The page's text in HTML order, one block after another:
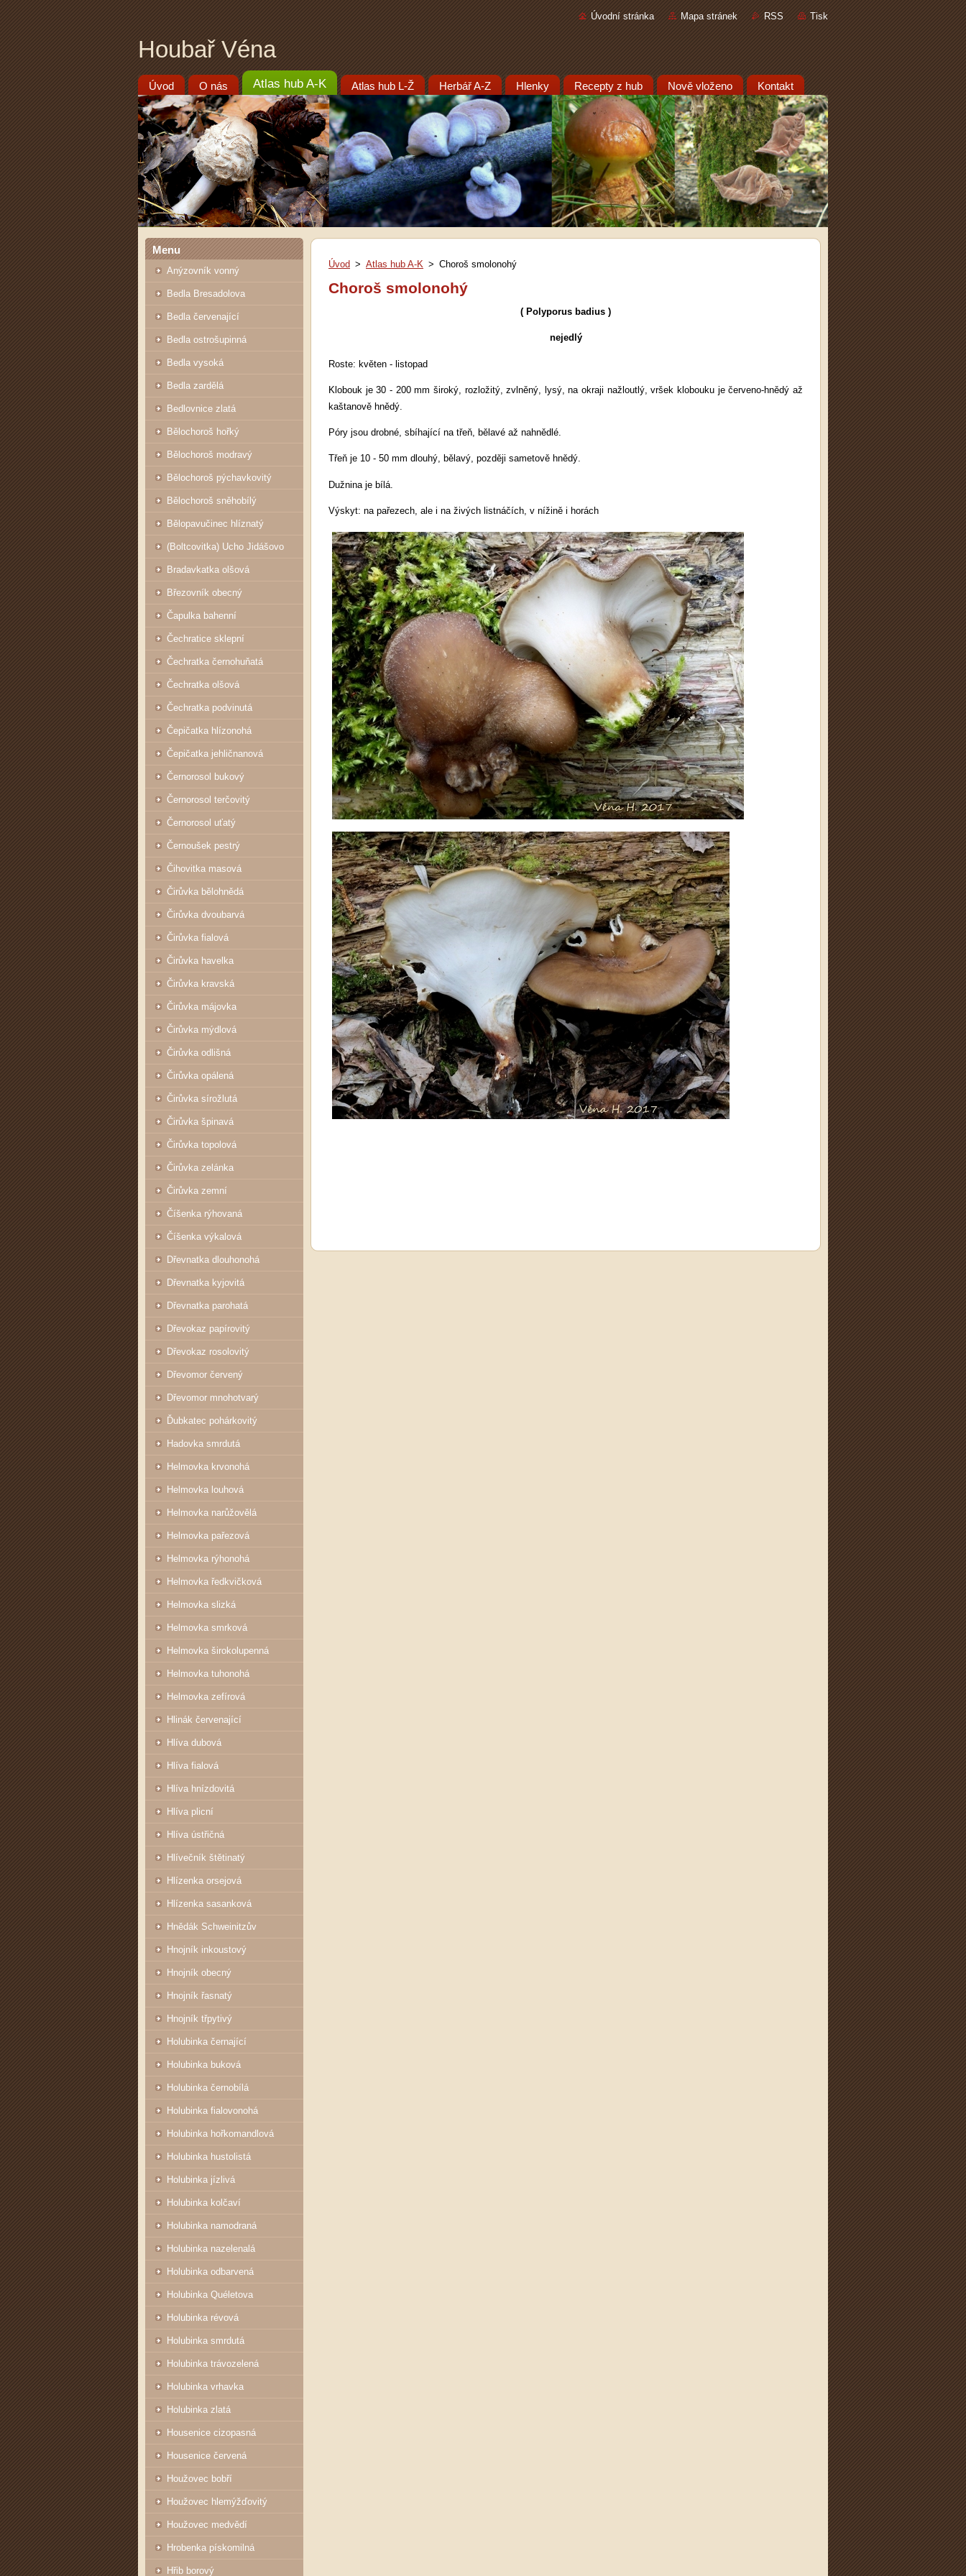
Úvodní stránka Mapa stránek RSS Tisk
Houbař Véna
Úvod O nás Atlas hub A-K Atlas hub L-Ž Herbář A-Z Hlenky Recepty z hub Nově vloženo Kontakt
Menu
Anýzovník vonný
Bedla Bresadolova
Bedla červenající
Bedla ostrošupinná
Bedla vysoká
Bedla zardělá
Bedlovnice zlatá
Bělochoroš hořký
Bělochoroš modravý
Bělochoroš pýchavkovitý
Bělochoroš sněhobílý
Bělopavučinec hlíznatý
(Boltcovitka) Ucho Jidášovo
Bradavkatka olšová
Březovník obecný
Čapulka bahenní
Čechratice sklepní
Čechratka černohuňatá
Čechratka olšová
Čechratka podvinutá
Čepičatka hlízonohá
Čepičatka jehličnanová
Černorosol bukový
Černorosol terčovitý
Černorosol uťatý
Černoušek pestrý
Čihovitka masová
Čirůvka bělohnědá
Čirůvka dvoubarvá
Čirůvka fialová
Čirůvka havelka
Čirůvka kravská
Čirůvka májovka
Čirůvka mýdlová
Čirůvka odlišná
Čirůvka opálená
Čirůvka sírožlutá
Čirůvka špinavá
Čirůvka topolová
Čirůvka zelánka
Čirůvka zemní
Číšenka rýhovaná
Číšenka výkalová
Dřevnatka dlouhonohá
Dřevnatka kyjovitá
Dřevnatka parohatá
Dřevokaz papírovitý
Dřevokaz rosolovitý
Dřevomor červený
Dřevomor mnohotvarý
Ďubkatec pohárkovitý
Hadovka smrdutá
Helmovka krvonohá
Helmovka louhová
Helmovka narůžovělá
Helmovka pařezová
Helmovka rýhonohá
Helmovka ředkvičková
Helmovka slizká
Helmovka smrková
Helmovka širokolupenná
Helmovka tuhonohá
Helmovka zefírová
Hlinák červenající
Hlíva dubová
Hlíva fialová
Hlíva hnízdovitá
Hlíva plicní
Hlíva ústřičná
Hlívečník štětinatý
Hlízenka orsejová
Hlízenka sasanková
Hnědák Schweinitzův
Hnojník inkoustový
Hnojník obecný
Hnojník řasnatý
Hnojník třpytivý
Holubinka černající
Holubinka buková
Holubinka černobílá
Holubinka fialovonohá
Holubinka hořkomandlová
Holubinka hustolistá
Holubinka jízlivá
Holubinka kolčaví
Holubinka namodraná
Holubinka nazelenalá
Holubinka odbarvená
Holubinka Quéletova
Holubinka révová
Holubinka smrdutá
Holubinka trávozelená
Holubinka vrhavka
Holubinka zlatá
Housenice cizopasná
Housenice červená
Houžovec bobří
Houžovec hlemýžďovitý
Houžovec medvědí
Hrobenka pískomilná
Hřib borový
Úvod > Atlas hub A-K > Choroš smolonohý
Choroš smolonohý
( Polyporus badius )
nejedlý
Roste: květen - listopad
Klobouk je 30 - 200 mm široký, rozložitý, zvlněný, lysý, na okraji nažloutlý, vršek klobouku je červeno-hnědý až
kaštanově hnědý.
Póry jsou drobné, sbíhající na třeň, bělavé až nahnědlé.
Třeň je 10 - 50 mm dlouhý, bělavý, později sametově hnědý.
Dužnina je bílá.
Výskyt: na pařezech, ale i na živých listnáčích, v nížině i horách